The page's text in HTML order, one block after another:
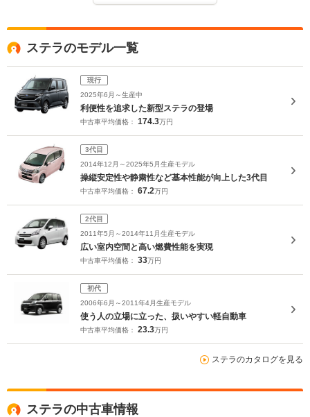
ステラのモデル一覧
現行
2025年6月～生産中
利便性を追求した新型ステラの登場
中古車平均価格： 174.3万円
3代目
2014年12月～2025年5月生産モデル
操縦安定性や静粛性など基本性能が向上した3代目
中古車平均価格： 67.2万円
2代目
2011年5月～2014年11月生産モデル
広い室内空間と高い燃費性能を実現
中古車平均価格： 33万円
初代
2006年6月～2011年4月生産モデル
使う人の立場に立った、扱いやすい軽自動車
中古車平均価格： 23.3万円
ステラのカタログを見る
ステラの中古車情報